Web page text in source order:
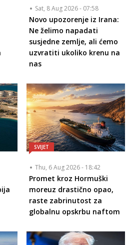
Sat, 8 Aug 2026 - 07:58
Novo upozorenje iz Irana:
Ne želimo napadati
susjedne zemlje, ali ćemo
uzvratiti ukoliko krenu na
nas
SVIJET
Thu, 6 Aug 2026 - 18:42
Promet kroz Hormuški
moreuz drastično opao,
raste zabrinutost za
globalnu opskrbu naftom